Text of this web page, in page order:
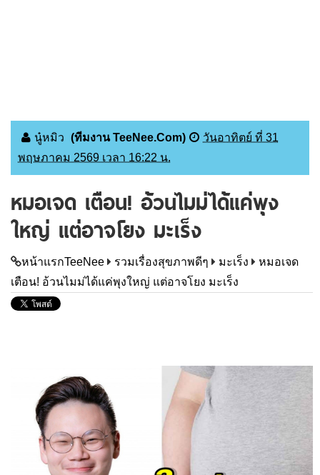
นู๋หมิว (ทีมงาน TeeNee.Com)
วันอาทิตย์ ที่ 31
พฤษภาคม 2569 เวลา 16:22 น.
หมอเจด เตือน! อ้วนไมม่ได้แค่พุง
ใหญ่ แต่อาจโยง มะเร็ง
หน้าแรกTeeNee รวมเรื่องสุขภาพดีๆ มะเร็ง
หมอเจด
เตือน! อ้วนไมม่ได้แค่พุงใหญ่ แต่อาจโยง มะเร็ง